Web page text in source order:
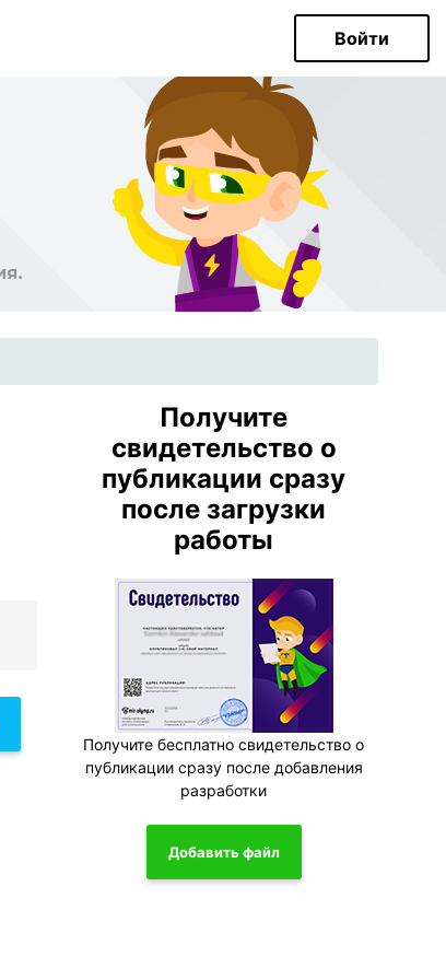
Войти
Получите
свидетельство о
публикации сразу
после загрузки
работы
Получите бесплатно свидетельство о
публикации сразу после добавления
разработки
Добавить файл